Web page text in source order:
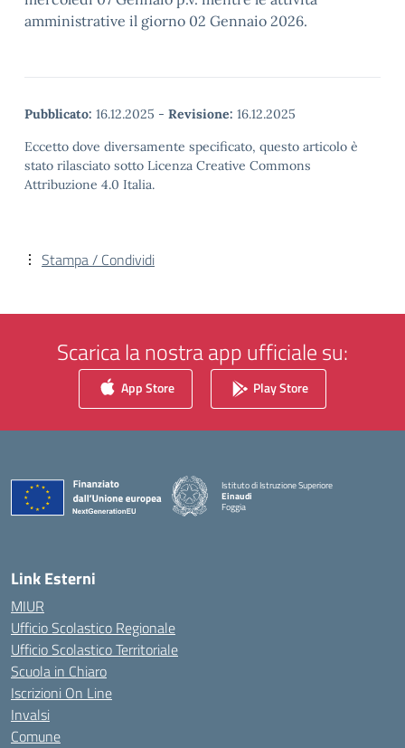
amministrative il giorno 02 Gennaio 2026.
Pubblicato: 16.12.2025 - Revisione: 16.12.2025
Eccetto dove diversamente specificato, questo articolo è
stato rilasciato sotto Licenza Creative Commons
Attribuzione 4.0 Italia.
Stampa / Condividi
Scarica la nostra app ufficiale su:
App Store Play Store
Istituto di Istruzione Superiore
Einaudi
Foggia
— Visita la pagina iniziale della scuola
Link Esterni
MIUR
Ufficio Scolastico Regionale
Ufficio Scolastico Territoriale
Scuola in Chiaro
Iscrizioni On Line
Invalsi
Comune